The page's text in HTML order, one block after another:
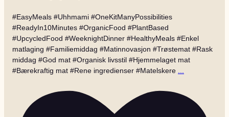
#EasyMeals #Uhhmami #OneKitManyPossibilities
#ReadyIn10Minutes #OrganicFood #PlantBased
#UpcycledFood #WeeknightDinner #HealthyMeals #Enkel
matlaging #Familiemiddag #Matinnovasjon #Trøstemat #Rask
middag #God mat #Organisk livsstil #Hjemmelaget mat
#Bærekraftig mat #Rene ingredienser #Matelskere